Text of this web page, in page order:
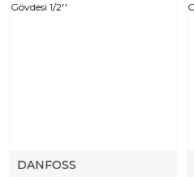
DANFOSS